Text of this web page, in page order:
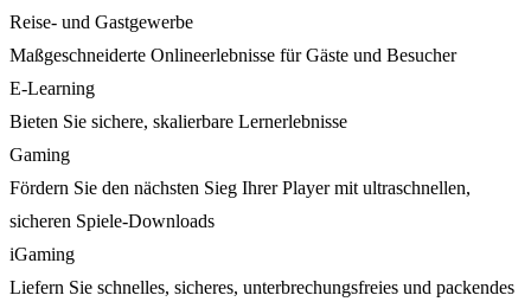
Reise- und Gastgewerbe
Maßgeschneiderte Onlineerlebnisse für Gäste und Besucher
E-Learning
Bieten Sie sichere, skalierbare Lernerlebnisse
Gaming
Fördern Sie den nächsten Sieg Ihrer Player mit ultraschnellen,
sicheren Spiele-Downloads
iGaming
Liefern Sie schnelles, sicheres, unterbrechungsfreies und packendes